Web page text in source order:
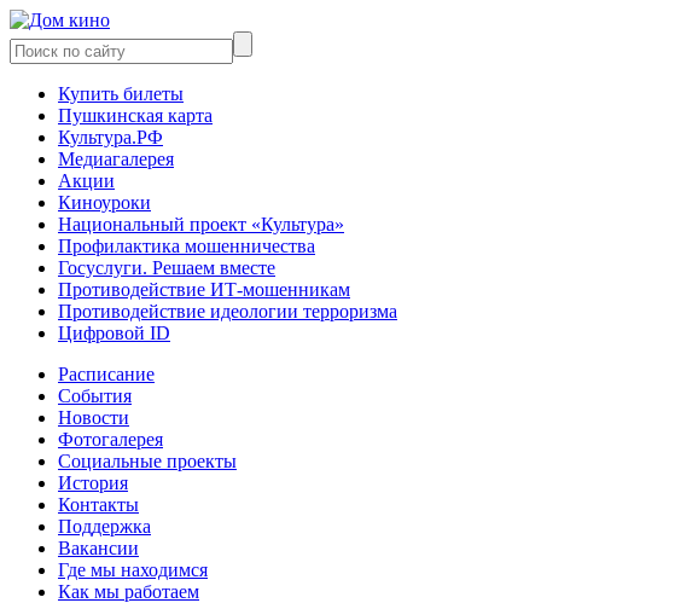
Купить билеты
Пушкинская карта
Культура.РФ
Медиагалерея
Акции
Киноуроки
Национальный проект «Культура»
Профилактика мошенничества
Госуслуги. Решаем вместе
Противодействие ИТ-мошенникам
Противодействие идеологии терроризма
Цифровой ID
Расписание
События
Новости
Фотогалерея
Социальные проекты
История
Контакты
Поддержка
Вакансии
Где мы находимся
Как мы работаем